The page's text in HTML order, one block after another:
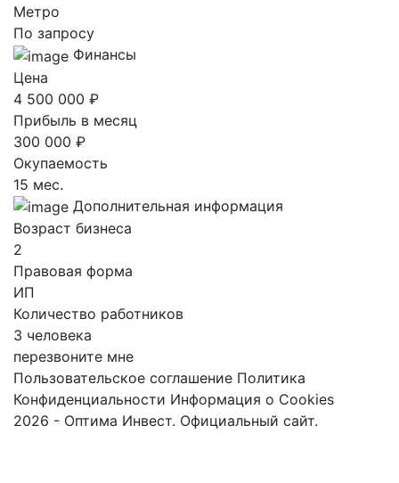
Метро
По запросу
Финансы
Цена
4 500 000 ₽
Прибыль в месяц
300 000 ₽
Окупаемость
15 мес.
Дополнительная информация
Возраст бизнеса
2
Правовая форма
ИП
Количество работников
3 человека
перезвоните мне
Пользовательское соглашение Политика
Конфиденциальности Информация о Cookies
2026 - Оптима Инвест. Официальный сайт.